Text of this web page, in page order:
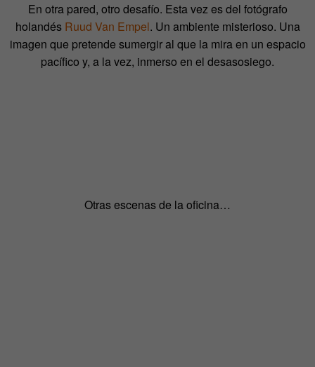
En otra pared, otro desafío. Esta vez es del fotógrafo
holandés Ruud Van Empel. Un ambiente misterioso. Una
imagen que pretende sumergir al que la mira en un espacio
pacífico y, a la vez, inmerso en el desasosiego.
Otras escenas de la oficina…